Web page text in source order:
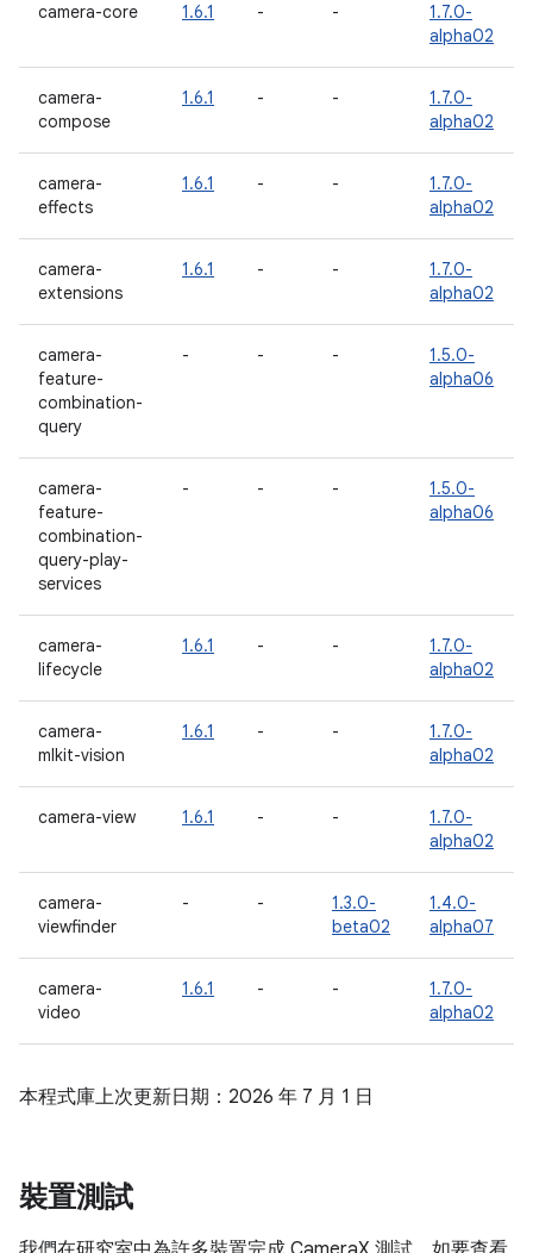
camera-core 1.6.1 - -
1.7.0-
alpha02
camera-
compose
1.6.1 - -
1.7.0-
alpha02
camera-
effects
1.6.1 - -
1.7.0-
alpha02
camera-
extensions
1.6.1 - -
1.7.0-
alpha02
camera-
feature-
combination-
query
- - -
1.5.0-
alpha06
camera-
feature-
combination-
query-play-
services
- - -
1.5.0-
alpha06
camera-
lifecycle
1.6.1 - -
1.7.0-
alpha02
camera-
mlkit-vision
1.6.1 - -
1.7.0-
alpha02
camera-view 1.6.1 - -
1.7.0-
alpha02
camera-
viewfinder
- -
1.3.0-
beta02
1.4.0-
alpha07
camera-
video
1.6.1 - -
1.7.0-
alpha02
本程式庫上次更新日期：2026 年 7 月 1 日
裝置測試